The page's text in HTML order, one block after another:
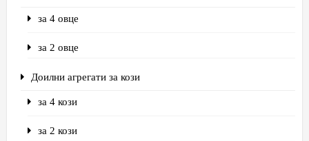
за 4 овце
за 2 овце
Доилни агрегати за кози
за 4 кози
за 2 кози